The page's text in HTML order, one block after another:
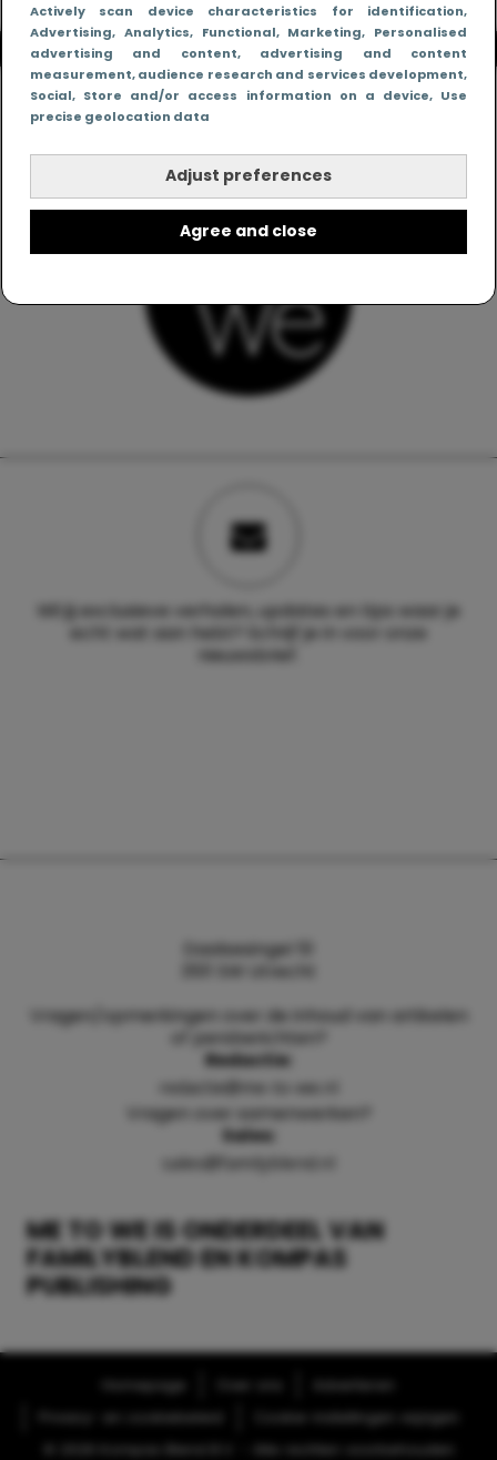
Actively scan device characteristics for identification,
Advertising, Analytics, Functional, Marketing, Personalised
advertising and content, advertising and content
measurement, audience research and services development,
Social, Store and/or access information on a device, Use
precise geolocation data
Adjust preferences
Agree and close
Wil jij exclusieve verhalen, updates en tips waar je
echt wat aan hebt? Schrijf je in voor onze
nieuwsbrief.
ME TO WE IS ONDERDEEL VAN
FAMILYBLEND EN KOMPAS
PUBLISHING
Daalsesingel 51
3511 SW Utrecht
Vragen/opmerkingen over de inhoud van artikelen
of persberichten?
Redactie:
redactie@me-to-we.nl
Vragen over samenwerken?
Sales:
sales@familyblend.nl
Homepage